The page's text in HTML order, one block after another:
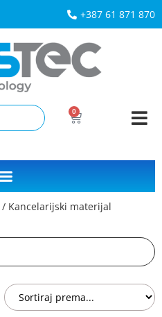
+387 61 871 870
0
/ Kancelarijski materijal